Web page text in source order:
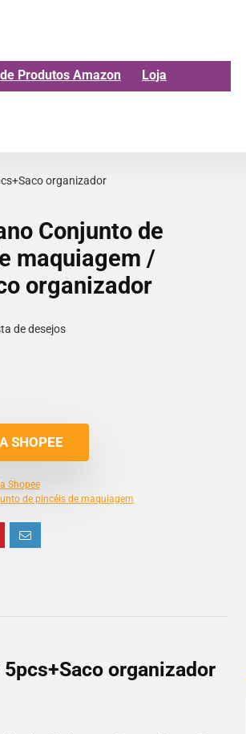
Produtos Amazon Loja
organizador
Conjunto de
maquiagem /
organizador
de desejos
SHOPEE
Shopee
de pincéis de maquiagem
organizador